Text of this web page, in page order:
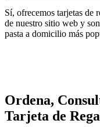
Sí, ofrecemos tarjetas de
de nuestro sitio web y
pasta a domicilio más
Ordena,
Tarjeta de